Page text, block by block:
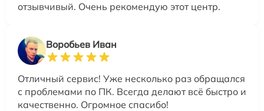
отзывчивый. Очень рекомендую этот центр.
Воробьев Иван
Отличный сервис! Уже несколько раз обращался
с проблемами по ПК. Всегда делают всё быстро и
качественно. Огромное спасибо!